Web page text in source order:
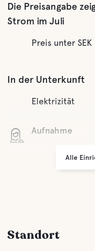
Die Preisangabe
Strom im Juli
Preis unter SEK
In der Unterkunft
Elektrizität
Aufnahme
Alle
Standort